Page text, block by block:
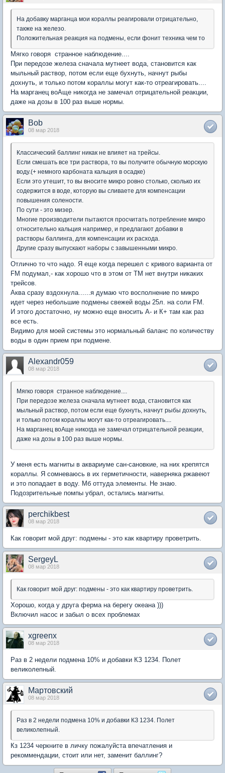
На добавку марганца мои кораллы реагировали отрицательно,
также на железо.
Положительная реакция на подмены, если фонит техника чем то
Мягко говоря странное наблюдение....
При передозе железа сначала мутнеет вода, становится как
мыльный раствор, потом если еще бухнуть, начнут рыбы
дохнуть, и только потом кораллы могут как-то отреагировать....
На марганец воАще никогда не замечал отрицательной реакции,
даже на дозы в 100 раз выше нормы.
Bob
08 мар 2018
Классический баллинг никак не влияет на трейсы.
Если смешать все три раствора, то вы получите обычную морскую
воду.(+ немного карбоната кальция в осадке)
Если это утешит, то вы вносите микро ровно столько, сколько их
содержится в воде, которую вы сливаете для компенсации
повышения солености.
По сути - это мизер.
Многие производители пытаются просчитать потребление микро
относительно кальция например, и предлагают добавки в
растворы баллинга, для компенсации их расхода.
Другие сразу выпускают наборы с завышенными микро.
Отлично то что надо. Я еще когда перешел с кривого варианта от
FM подумал,- как хорошо что в этом от ТМ нет внутри никаких
трейсов.
Аква сразу вздохнула......я думаю что восполнение по микро
идет через небольшие подмены свежей воды 25л. на соли FM.
И этого достаточно, ну можно еще вносить А- и К+ там как раз
все есть.
Видимо для моей системы это нормальный баланс по количеству
воды в один прием при подмене.
Alexandr059
08 мар 2018
Мягко говоря странное наблюдение....
При передозе железа сначала мутнеет вода, становится как
мыльный раствор, потом если еще бухнуть, начнут рыбы дохнуть,
и только потом кораллы могут как-то отреагировать....
На марганец воАще никогда не замечал отрицательной реакции,
даже на дозы в 100 раз выше нормы.
У меня есть магниты в аквариуме сан-сановкие, на них крепятся
кораллы. Я сомневаюсь в их герметичности, наверняка ржавеют
и это попадает в воду. Мб оттуда элементы. Не знаю.
Подозрительные помпы убрал, остались магниты.
perchikbest
08 мар 2018
Как говорит мой друг: подмены - это как квартиру проветрить.
SergeyL
08 мар 2018
Как говорит мой друг: подмены - это как квартиру проветрить.
Хорошо, когда у друга ферма на берегу океана )))
Включил насос и забыл о всех проблемах
xgreenx
08 мар 2018
Раз в 2 недели подмена 10% и добавки КЗ 1234. Полет
великолепный.
Мартовский
08 мар 2018
Раз в 2 недели подмена 10% и добавки КЗ 1234. Полет
великолепный.
Кз 1234 черкните в личку пожалуйста впечатления и
рекоммендации, стоит или нет, заменит баллинг?